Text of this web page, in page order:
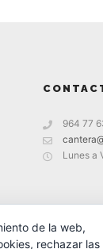
964 77
Lunes a
de la web,
rechazar las